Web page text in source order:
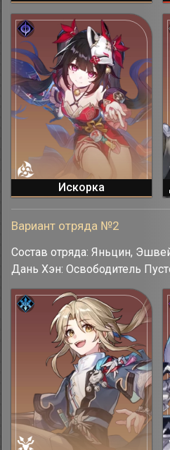
Искорка
Вариант отряда №2
Состав отряда: Яньцин,
Дань Хэн: Освободитель